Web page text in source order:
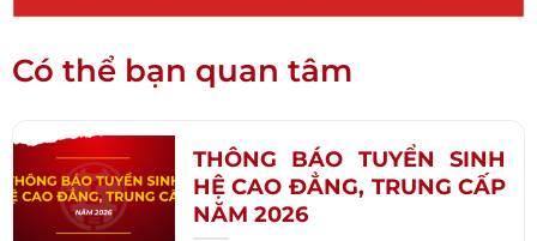
Có thể bạn quan tâm
THÔNG BÁO TUYỂN SINH
HỆ CAO ĐẲNG, TRUNG CẤP
NĂM 2026